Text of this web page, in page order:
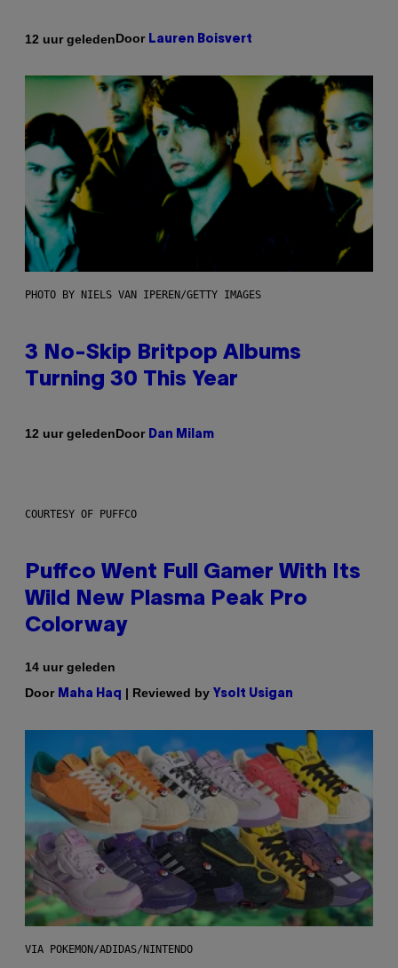
12 uur geledenDoor Lauren Boisvert
PHOTO BY NIELS VAN IPEREN/GETTY IMAGES
3 No-Skip Britpop Albums
Turning 30 This Year
12 uur geledenDoor Dan Milam
COURTESY OF PUFFCO
Puffco Went Full Gamer With Its
Wild New Plasma Peak Pro
Colorway
14 uur geleden
Door Maha Haq | Reviewed by Ysolt Usigan
VIA POKEMON/ADIDAS/NINTENDO